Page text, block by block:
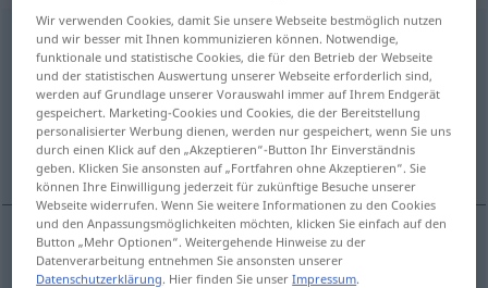
importm
Übersicht aller Übersetzungen
(Für mehr Details die Übersetzung anklicken/antippen)
Import, Einfuhr
Importm import
Wir verwenden Cookies, damit Sie unsere Webseite bestmöglich nutzen
und wir besser mit Ihnen kommunizieren können. Notwendige,
funktionale und statistische Cookies, die für den Betrieb der Webseite
und der statistischen Auswertung unserer Webseite erforderlich sind,
werden auf Grundlage unserer Vorauswahl immer auf Ihrem Endgerät
gespeichert. Marketing-Cookies und Cookies, die der Bereitstellung
personalisierter Werbung dienen, werden nur gespeichert, wenn Sie uns
durch einen Klick auf den „Akzeptieren“-Button Ihr Einverständnis
geben. Klicken Sie ansonsten auf „Fortfahren ohne Akzeptieren“. Sie
können Ihre Einwilligung jederzeit für zukünftige Besuche unserer
Webseite widerrufen. Wenn Sie weitere Informationen zu den Cookies
und den Anpassungsmöglichkeiten möchten, klicken Sie einfach auf den
Button „Mehr Optionen“. Weitergehende Hinweise zu der
Datenverarbeitung entnehmen Sie ansonsten unserer
Datenschutzerklärung. Hier finden Sie unserImpressum.